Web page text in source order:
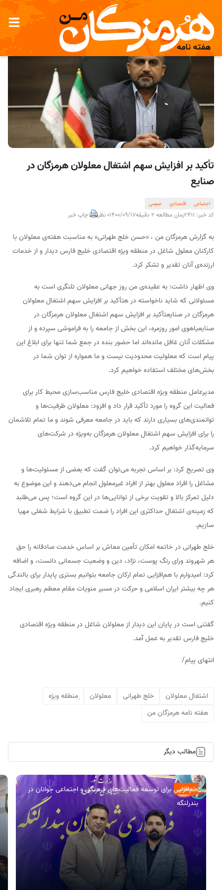
تأکید بر افزایش سهم اشتغال معلولان هرمزگان در
صنایع
اجتماعی اقتصادی عمومی
کد خبر: 2411 زمان مطالعه 2 دقیقه 1400/09/170 نظر چاپ خبر
به گزارش هرمزگان من ، «حسن خلج طهرانی» به مناسبت هفته‌ی معلولان با
کارکنان معلول شاغل در منطقه ویژه اقتصادی خلیج فارس دیدار و از خدمات
ارزنده‌ی آنان تقدیر و تشکر کرد.
وی اظهار داشت: به عقیده‌ی من روز جهانی معلولان تلنگری است به
مسئولانی که شاید ناخواسته در هتأکید بر افزایش سهم اشتغال معلولان
هرمزگان در صنایعتأکید بر افزایش سهم اشتغال معلولان هرمزگان در
صنایعیاهوی امور روزمره، این بخش از جامعه را به فراموشی سپرده و از
مشکلات آنان غافل مانده‌اند اما حضور بنده در جمع شما تنها برای ابلاغ این
پیام است که معلولیت محدودیت نیست و ما همواره از توان شما در
بخش‌های مختلف استفاده خواهیم کرد.
مدیرعامل منطقه ویژه اقتصادی خلیج فارس مناسب‌سازی محیط کار برای
فعالیت این گروه را مورد تأکید قرار داد و افزود: معلولان ظرفیت‌ها و
توانمندی‌های بسیاری دارند که باید در جامعه معرفی شوند و ما تمام تلاشمان
را برای افزایش سهم اشتغال معلولان هرمزگان به‌ویژه در شرکت‌های
سرمایه‌گذار خواهیم کرد.
وی تصریح کرد: بر اساس تجربه می‌توان گفت که بعضی از مسئولیت‌ها و
مشاغل را افراد معلول بهتر از افراد غیرمعلول انجام می‌دهند و این موضوع به
دلیل تمرکز بالا و تقویت برخی از توانایی‌ها در این گروه است؛ پس می‌طلبد
که زمینه‌ی اشتغال حداکثری این افراد را ضمت تطبیق با شرایط شغلی مهیا
سازیم.
خلج طهرانی در خاتمه امکان تأمین معاش بر اساس خدمت صادقانه را حق
هر شهروند ورای رنگ پوست، نژاد، دین و وضعیت جسمانی دانست، و اضافه
کرد: امیدوارم با هم‌افزایی تمام ارکان جامعه بتوانیم بستری پایدار برای بالندگی
هر چه بیشتر ایران اسلامی و حرکت در مسیر منویات مقام معظم رهبری ایجاد
کنیم.
گفتنی است در پایان این دیدار از معلولان شاغل در منطقه ویژه اقتصادی
خلیج فارس تقدیر به عمل آمد.
انتهای پیام/
اشتغال معلولان خلج طهرانی معلولان
ِمنطقه ویژه
هفته نامه هرمزگان من
مطالب دیگر
اجتماعی
هم‌افزایی برای توسعه فعالیت‌های فرهنگی و اجتماعی جوانان در
بندرلنگه